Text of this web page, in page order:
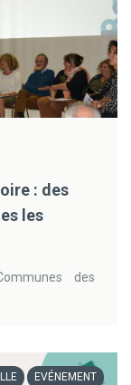
: des
les
des
EVÉNEMENT